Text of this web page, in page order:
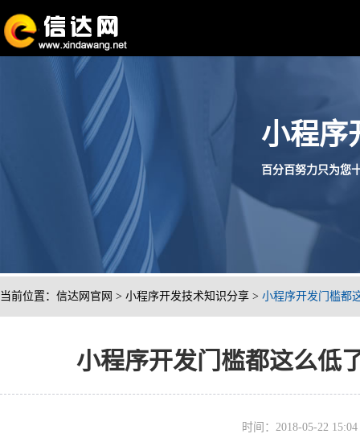
小程序
百分百努力只为您
当前位置： 信达网官网 > 小程序开发技术知识分享 > 小程序开发门槛都
小程序开发门槛都这么低
时间：2018-05-22